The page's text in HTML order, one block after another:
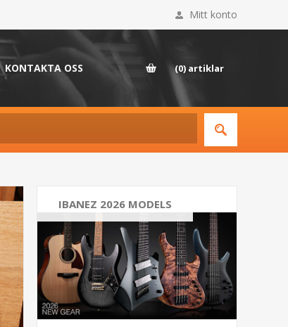
Mitt konto
KONTAKTA OSS (0) artiklar
IBANEZ 2026 MODELS